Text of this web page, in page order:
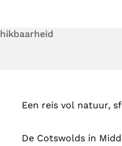
Een reis vol natuur,
De Cotswolds in